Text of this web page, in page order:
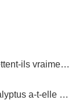
Les séchoirs à placage plus grands permettent-ils vraiment d'économiser de l'argent ?
Pourquoi la production de parquet en eucalyptus a-t-elle besoin d'un séchoir à placages ?